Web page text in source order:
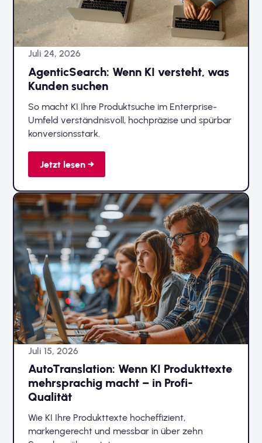
Juli 24, 2026
AgenticSearch: Wenn KI versteht, was
Kunden suchen
So macht KI Ihre Produktsuche im Enterprise-
Umfeld verständnisvoll, hochpräzise und spürbar
konversionsstark.
Jetzt lesen →
Juli 15, 2026
AutoTranslation: Wenn KI Produkttexte
mehrsprachig macht – in Profi-
Qualität
Wie KI Ihre Produkttexte hocheffizient,
markengerecht und messbar in über zehn